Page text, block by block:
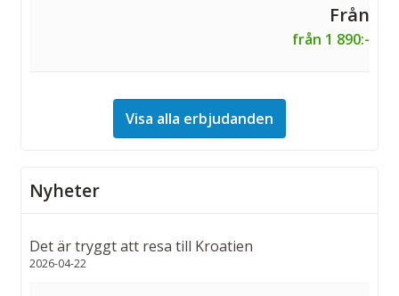
från 1 890:-
Visa alla erbjudanden
Nyheter
Det är tryggt att resa till Kroatien
2026-04-22